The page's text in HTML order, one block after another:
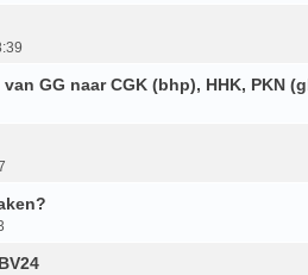
GG naar CGK (bhp), HHK, PKN